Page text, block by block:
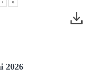
2026